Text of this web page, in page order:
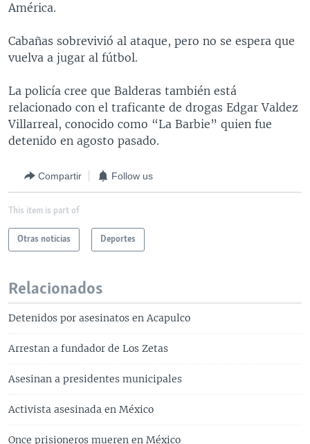
EL MUNDO AL DÍA [RADIO]
FORO [RADIO]
DEPORTIVO INTERNACIONAL
NOTA ECONÓMICA
ENTRETENIMIENTO
SÍGANOS
América.
Cabañas sobrevivió al ataque, pero no se espera que
vuelva a jugar al fútbol.
La policía cree que Balderas también está
relacionado con el traficante de drogas Edgar Valdez
Villarreal, conocido como “La Barbie” quien fue
detenido en agosto pasado.
Compartir Follow us
This item is part of
Otras noticias Deportes
Relacionados
Detenidos por asesinatos en Acapulco
Arrestan a fundador de Los Zetas
Asesinan a presidentes municipales
Activista asesinada en México
Once prisioneros mueren en México